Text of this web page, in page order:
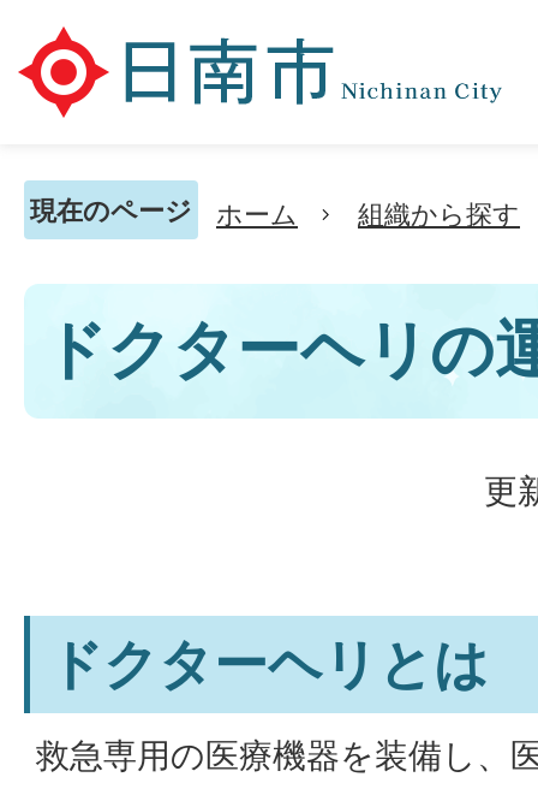
現在のページ ホーム 組織から探す
ドクターヘリの
更
ドクターヘリとは
救急専用の医療機器を装備し、